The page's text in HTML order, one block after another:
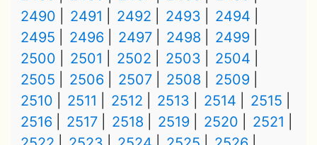
2490
2491 2492 2493
2494
2495
2496 2497 2498
2499
2500
2501 2502 2503
2504
2505
2506 2507 2508
2509
2510
2511 2512 2513 2514
2515
2516
2517 2518 2519 2520
2521